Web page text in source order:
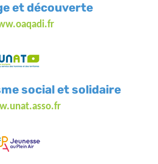
et découverte
social et solidaire